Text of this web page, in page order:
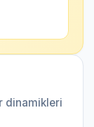
dinamikleri